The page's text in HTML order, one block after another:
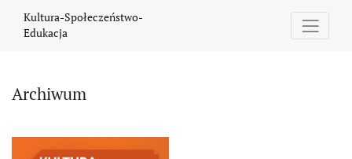
Kultura-Społeczeństwo-
Edukacja
Archiwum